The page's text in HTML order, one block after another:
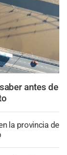
antes de
la provincia de